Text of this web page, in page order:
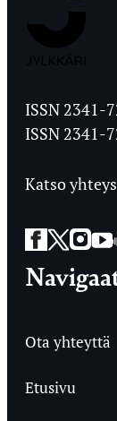
Ylioppilaslehti
ISSN 2341-
ISSN 2341-
Katso
Facebook
Ota yhteyttä
Etusivu